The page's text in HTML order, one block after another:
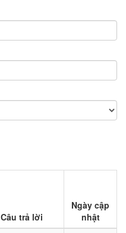
Câu trả lời
Ngày cập
nhật